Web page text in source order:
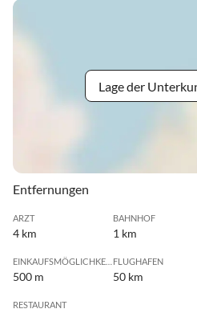
Lage der
Entfernungen
ARZT
4 km
BAHNHOF
1 km
500 m
FLUGHAFEN
50 km
RESTAURANT